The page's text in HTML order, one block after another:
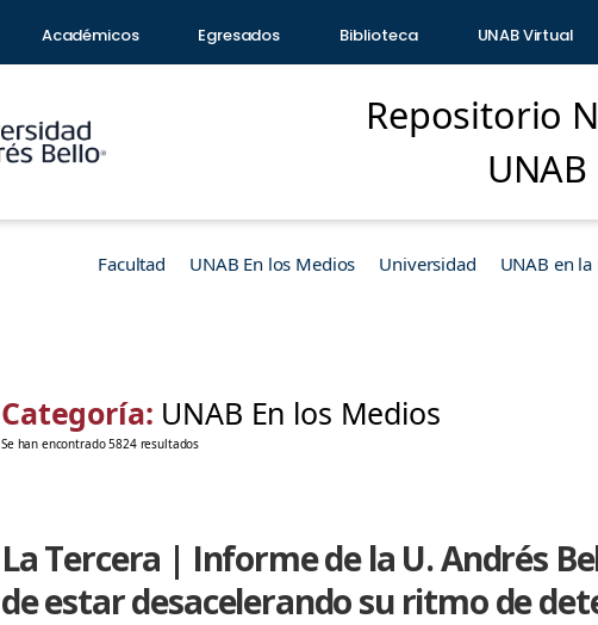
Académicos Egresados Biblioteca UNAB Virtual
Repositorio
UNAB
Facultad UNAB En los Medios Universidad UNAB en
Categoría: UNAB En los Medios
Se han encontrado 5824 resultados
La Tercera | Informe de la U. Andrés
de estar desacelerando su ritmo de